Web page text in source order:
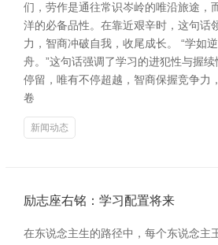
们，劳作是通往常识岑岭的唯沿旅途，
洋的必备品性。在靠近艰辛时，这句话
力，智商冲破自我，收尾成长。 “学如
舟。”这句话强调了学习的进犯性与握
停留，唯有不停超越，智商保握竞争力
卷
新闻动态
励志座右铭：学习配置将来
在东说念主生的路径中，每个东说念主